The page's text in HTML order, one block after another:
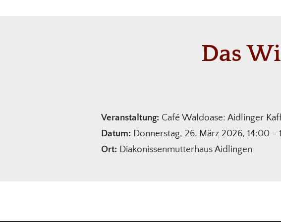
Das
Veranstaltung: Café Waldoase: Aidlinger
Datum: Donnerstag, 26. März 2026, 14:00 -
Ort: Diakonissenmutterhaus Aidlingen